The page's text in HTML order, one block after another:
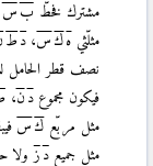
مشترك فخطّ ب س
مثلّثي هك س، دط
نصف قطر الحامل
فيكون مجموعد ن،
مثل مربّع ك س
مثل جميعد ز ولا